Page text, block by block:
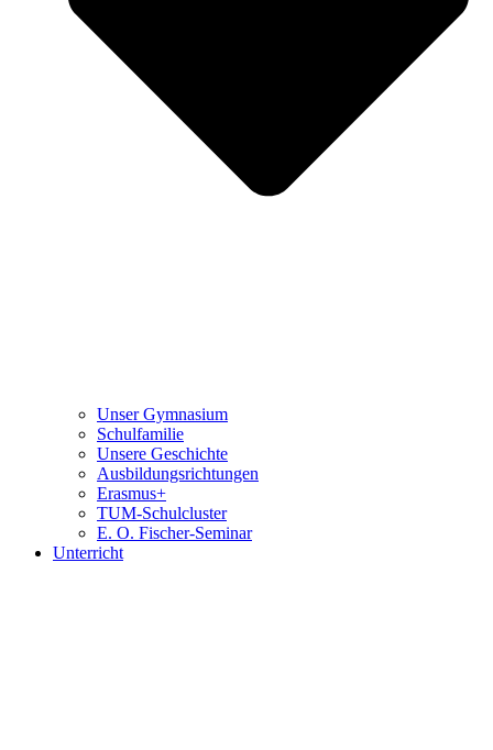
Unser Gymnasium
Schulfamilie
Unsere Geschichte
Ausbildungsrichtungen
Erasmus+
TUM-Schulcluster
E. O. Fischer-Seminar
Unterricht